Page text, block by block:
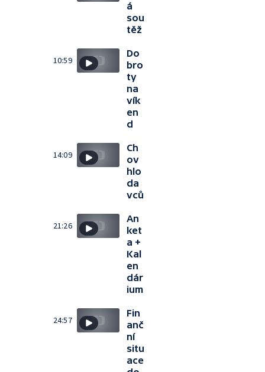
á
sou
těž
10:59
Do
bro
ty
na
vík
en
d
14:09
Ch
ov
hlo
da
vců
21:26
An
ket
a +
Kal
en
dár
ium
24:57
Fin
anč
ní
situ
ace